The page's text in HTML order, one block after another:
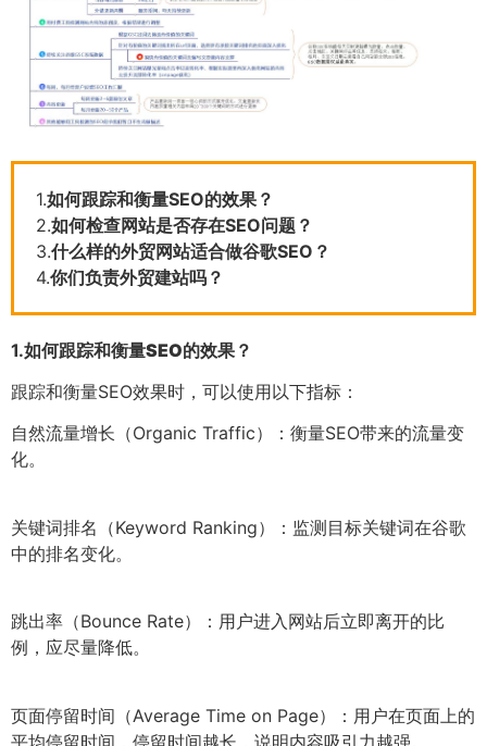
1.如何跟踪和衡量SEO的效果？
2.如何检查网站是否存在SEO问题？
3.什么样的外贸网站适合做谷歌SEO？
4.你们负责外贸建站吗？
1.如何跟踪和衡量SEO的效果？
跟踪和衡量SEO效果时，可以使用以下指标：
自然流量增长（Organic Traffic）：衡量SEO带来的流量变
化。
关键词排名（Keyword Ranking）：监测目标关键词在谷歌
中的排名变化。
跳出率（Bounce Rate）：用户进入网站后立即离开的比
例，应尽量降低。
页面停留时间（Average Time on Page）：用户在页面上的
平均停留时间，停留时间越长，说明内容吸引力越强。